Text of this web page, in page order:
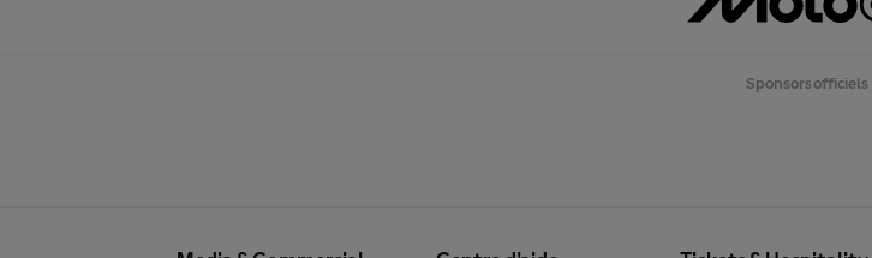
Sponsors officiels